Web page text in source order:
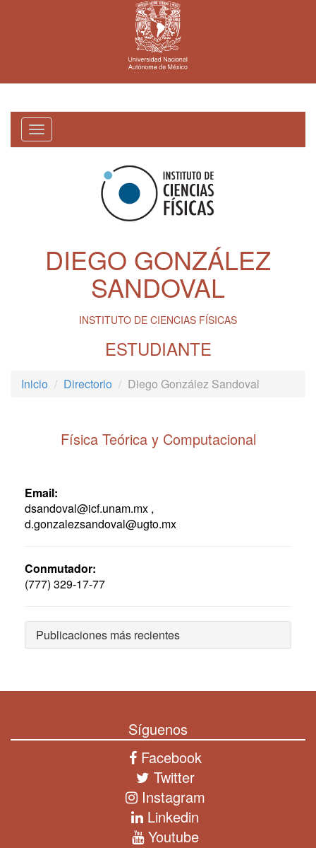
Toggle
navigation
DIEGO GONZÁLEZ
SANDOVAL
INSTITUTO DE CIENCIAS FÍSICAS
ESTUDIANTE
Inicio Directorio Diego González Sandoval
Física Teórica y Computacional
Email:
dsandoval@icf.unam.mx ,
d.gonzalezsandoval@ugto.mx
Conmutador:
(777) 329-17-77
Publicaciones más recientes
Síguenos
Facebook
Twitter
Instagram
Linkedin
Youtube